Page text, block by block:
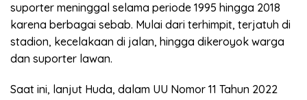
suporter meninggal selama periode 1995 hingga 2018
karena berbagai sebab. Mulai dari terhimpit, terjatuh di
stadion, kecelakaan di jalan, hingga dikeroyok warga
dan suporter lawan.
Saat ini, lanjut Huda, dalam UU Nomor 11 Tahun 2022